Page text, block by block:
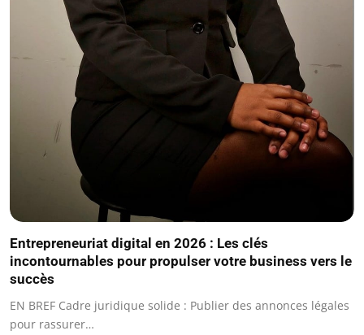
Entrepreneuriat digital en 2026 : Les clés
incontournables pour propulser votre business vers le
succès
EN BREF Cadre juridique solide : Publier des annonces légales
pour rassurer…